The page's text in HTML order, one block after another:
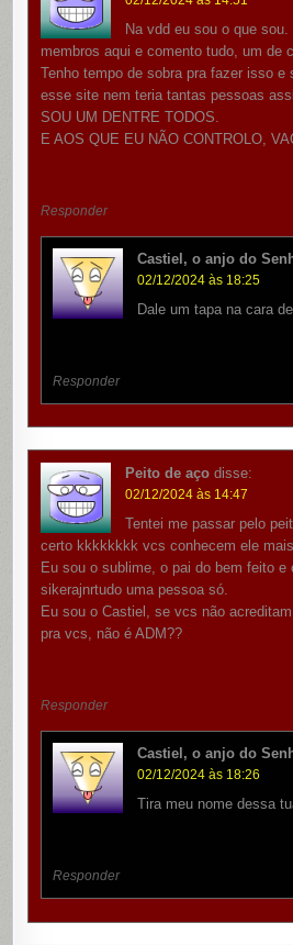
Na vdd eu sou o que
membros aqui e comento tudo, um de
Tenho tempo de sobra pra fazer isso e
esse site nem teria tantas pessoas
SOU UM DENTRE TODOS.
E AOS QUE EU NÃO CONTROLO,
Responder
Castiel, o anjo do
02/12/2024 às 18:25
Dale um tapa na cara
Responder
Peito de aço disse:
02/12/2024 às 14:47
Tentei me passar pelo
certo kkkkkkkk vcs conhecem ele mais
Eu sou o sublime, o pai do bem feito e
sikerajnrtudo uma pessoa só.
Eu sou o Castiel, se vcs não
pra vcs, não é ADM??
Responder
Castiel, o anjo do
02/12/2024 às 18:26
Tira meu nome dessa
Responder